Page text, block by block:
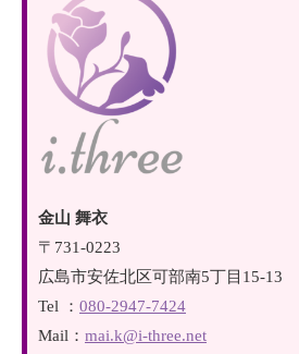
金山 舞衣
〒731-0223
広島市安佐北区可部南5丁目15-13
Tel ： 080-2947-7424
Mail： mai.k@i-three.net